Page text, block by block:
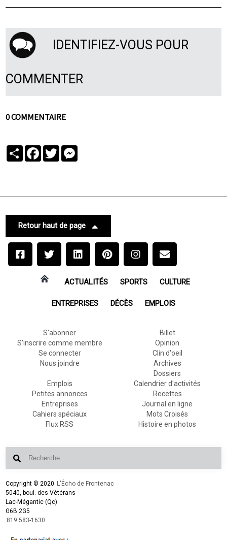
IDENTIFIEZ-VOUS POUR
COMMENTER
0 COMMENTAIRE
PartagerFacebook
Twitter
Retour haut de page
ACTUALITÉS SPORTS CULTURE
ENTREPRISES DÉCÈS EMPLOIS
S'abonner
S'inscrire comme membre
Se connecter
Nous joindre
Billet
Opinion
Clin d'oeil
Archives
Dossiers
Emplois
Petites annonces
Entreprises
Cahiers spéciaux
Flux RSS
Calendrier d'activités
Recettes
Journal en ligne
Mots Croisés
Histoire en photos
Copyright © 2020 L'Écho de Frontenac
5040, boul. des Vétérans
Lac-Mégantic (Qc)
G6B 2G5
819 583-1630